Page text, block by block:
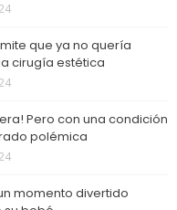
que ya no quería
cirugía estética
Pero con una condición
polémica
momento divertido